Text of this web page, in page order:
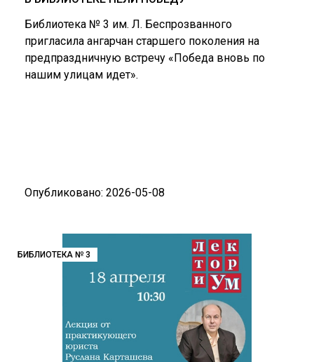
Библиотека № 3 им. Л. Беспрозванного
пригласила ангарчан старшего поколения на
предпраздничную встречу «Победа вновь по
нашим улицам идет».
Опубликовано: 2026-05-08
БИБЛИОТЕКА № 3